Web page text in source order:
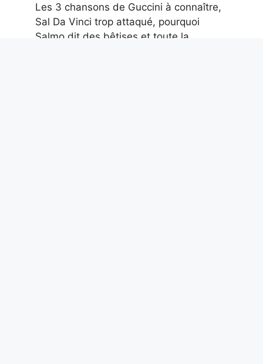
Les 3 chansons de Guccini à connaître,
Sal Da Vinci trop attaqué, pourquoi
Salmo dit des bêtises et toute la